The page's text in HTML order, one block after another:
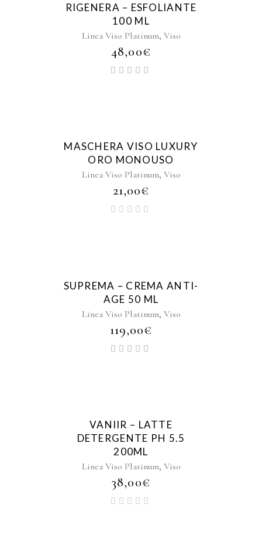
RIGENERA – ESFOLIANTE
100 ML
Linea Viso Platinum, Viso
48,00€
MASCHERA VISO LUXURY
ORO MONOUSO
Linea Viso Platinum, Viso
21,00€
SUPREMA – CREMA ANTI-
AGE 50 ML
Linea Viso Platinum, Viso
119,00€
VANIIR – LATTE
DETERGENTE PH 5.5
200ML
Linea Viso Platinum, Viso
38,00€